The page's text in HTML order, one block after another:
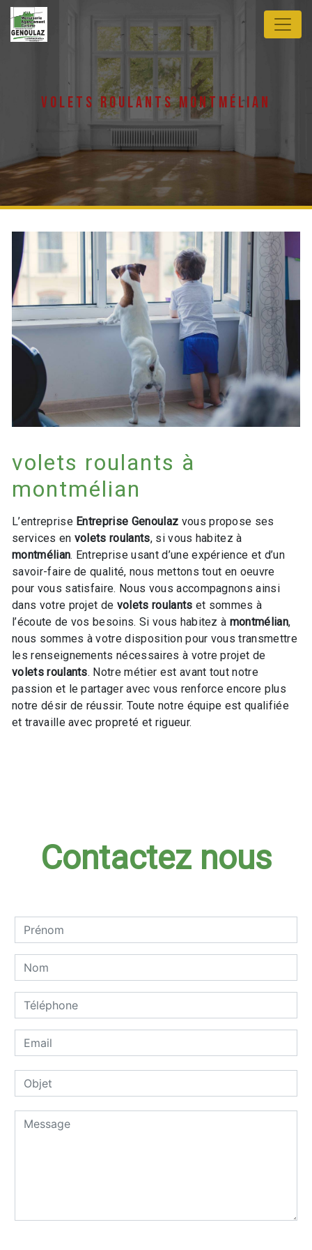
Panneau de gestion des cookies
volets roulants montmélian
volets roulants à
montmélian
L’entreprise Entreprise Genoulaz vous propose ses
services en volets roulants, si vous habitez à
montmélian. Entreprise usant d’une expérience et d’un
savoir-faire de qualité, nous mettons tout en oeuvre
pour vous satisfaire. Nous vous accompagnons ainsi
dans votre projet de volets roulants et sommes à
l’écoute de vos besoins. Si vous habitez à montmélian,
nous sommes à votre disposition pour vous transmettre
les renseignements nécessaires à votre projet de
volets roulants. Notre métier est avant tout notre
passion et le partager avec vous renforce encore plus
notre désir de réussir. Toute notre équipe est qualifiée
et travaille avec propreté et rigueur.
Contactez nous